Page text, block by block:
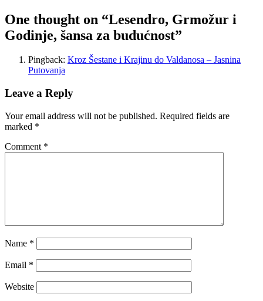
One thought on “Lesendro, Grmožur i
Godinje, šansa za budućnost”
Pingback: Kroz Šestane i Krajinu do Valdanosa – Jasnina
Putovanja
Leave a Reply
Your email address will not be published. Required fields are
marked *
Comment *
Name *
Email *
Website